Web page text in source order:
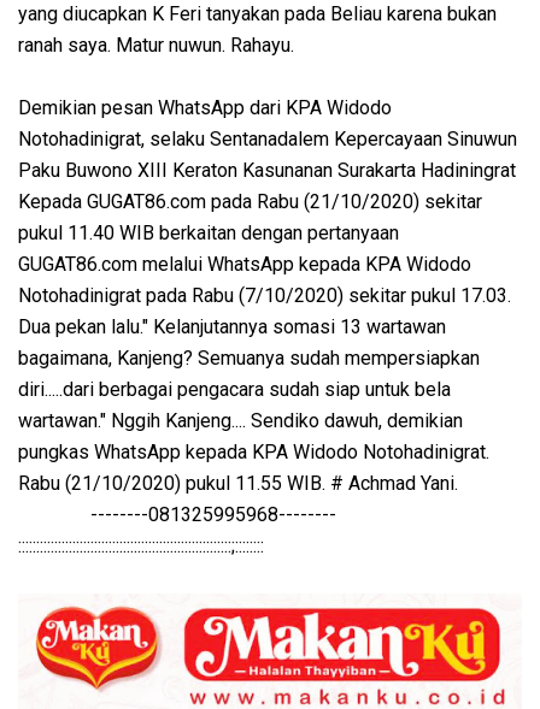
yang diucapkan K Feri tanyakan pada Beliau karena bukan
ranah saya. Matur nuwun. Rahayu.
Demikian pesan WhatsApp dari KPA Widodo
Notohadinigrat, selaku Sentanadalem Kepercayaan Sinuwun
Paku Buwono XIII Keraton Kasunanan Surakarta Hadiningrat
Kepada GUGAT86.com pada Rabu (21/10/2020) sekitar
pukul 11.40 WIB berkaitan dengan pertanyaan
GUGAT86.com melalui WhatsApp kepada KPA Widodo
Notohadinigrat pada Rabu (7/10/2020) sekitar pukul 17.03.
Dua pekan lalu." Kelanjutannya somasi 13 wartawan
bagaimana, Kanjeng? Semuanya sudah mempersiapkan
diri.....dari berbagai pengacara sudah siap untuk bela
wartawan." Nggih Kanjeng.... Sendiko dawuh, demikian
pungkas WhatsApp kepada KPA Widodo Notohadinigrat.
Rabu (21/10/2020) pukul 11.55 WIB. # Achmad Yani.
--------081325995968--------
:::::::::::::::::::::::::::::::::::::::::::::::::::::::::::;::::::::